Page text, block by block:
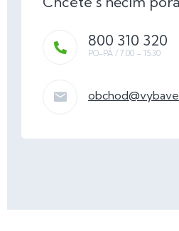
obchod@
800 310 320